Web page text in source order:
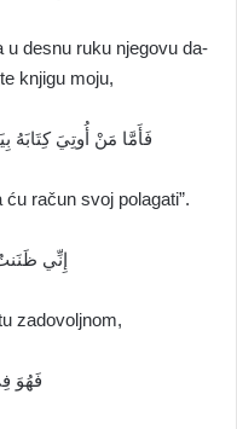
desnu ruku njegovu da-
knjigu moju,
فَأَمَّا مَنْ أُوتِيَ كِتَابَهُ
račun svoj polagati”.
إِنِّي
zadovoljnom,
فَهُوَ